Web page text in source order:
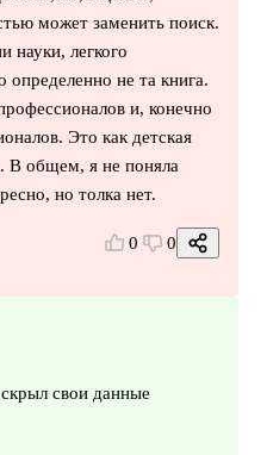
может заменить поиск.
науки, легкого
определенно не та книга.
и, конечно
Это как детская
В общем, я не поняла
но толка нет.
0 0
свои данные